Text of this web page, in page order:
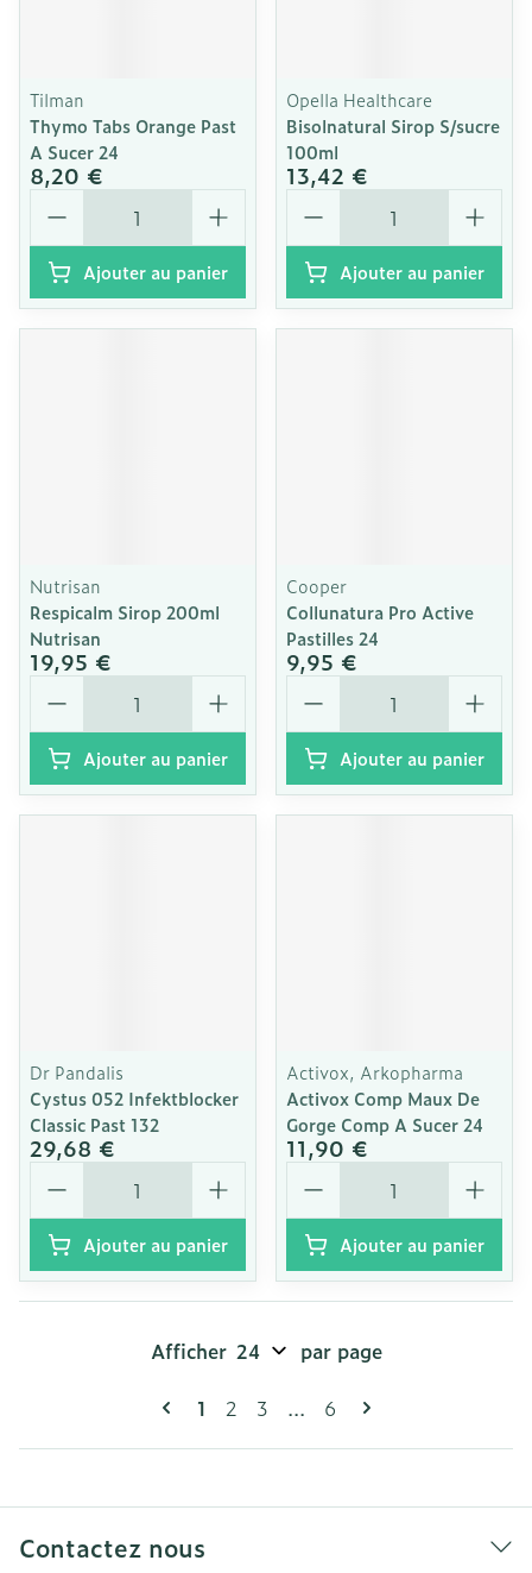
Tilman
Thymo Tabs Orange Past
A Sucer 24
8,20 €
Quantité
Ajouter au panier
Opella Healthcare
Bisolnatural Sirop S/sucre
100ml
13,42 €
Quantité
Ajouter au panier
Nutrisan
Respicalm Sirop 200ml
Nutrisan
19,95 €
Quantité
Ajouter au panier
Cooper
Collunatura Pro Active
Pastilles 24
9,95 €
Quantité
Ajouter au panier
Dr Pandalis
Cystus 052 Infektblocker
Classic Past 132
29,68 €
Quantité
Ajouter au panier
Activox, Arkopharma
Activox Comp Maux De
Gorge Comp A Sucer 24
11,90 €
Quantité
Ajouter au panier
Pages
Vous lisez actuellement la page
1 Page
2 Page
3 ... Page
6
Afficher par page
Contactez nous